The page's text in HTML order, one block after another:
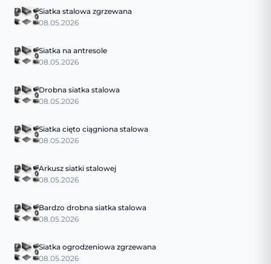
Siatka stalowa zgrzewana
08.05.2026
Siatka na antresole
08.05.2026
Drobna siatka stalowa
08.05.2026
Siatka cięto ciągniona stalowa
08.05.2026
Arkusz siatki stalowej
08.05.2026
Bardzo drobna siatka stalowa
08.05.2026
Siatka ogrodzeniowa zgrzewana
08.05.2026